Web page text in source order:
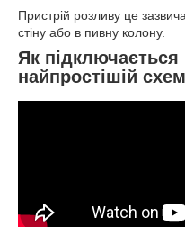
Пристрій розливу це
стіну або в пивну колону.
Як підключається
найпростішій